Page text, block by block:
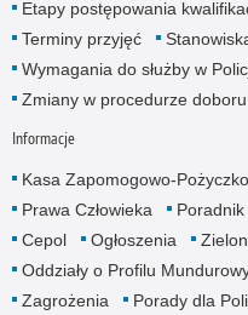
Etapy postępowania
Terminy przyjęć
Wymagania do służby w
Zmiany w procedurze doboru
Informacje
Kasa Zapomogowo-
Prawa Człowieka
Cepol
Ogłoszenia
Oddziały o Profilu
Zagrożenia
Porady dla